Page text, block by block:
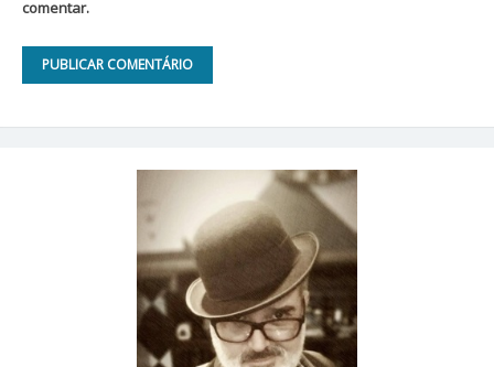
comentar.